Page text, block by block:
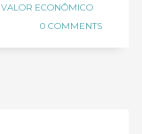
VALOR ECONÔMICO
0 COMMENTS